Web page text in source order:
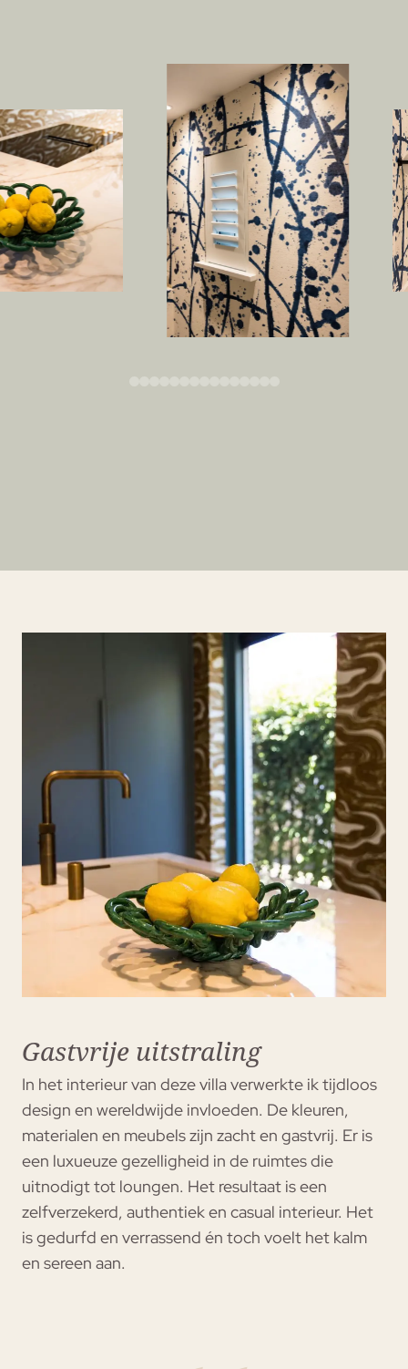
Gastvrije uitstraling
In het interieur van deze villa verwerkte ik tijdloos
design en wereldwijde invloeden. De kleuren,
materialen en meubels zijn zacht en gastvrij. Er is
een luxueuze gezelligheid in de ruimtes die
uitnodigt tot loungen. Het resultaat is een
zelfverzekerd, authentiek en casual interieur. Het
is gedurfd en verrassend én toch voelt het kalm
en sereen aan.